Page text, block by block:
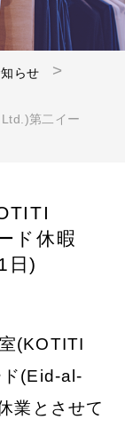
らせ
第二イー
ド休暇
日)
(KOTITI
(Eid-al-
業とさせて